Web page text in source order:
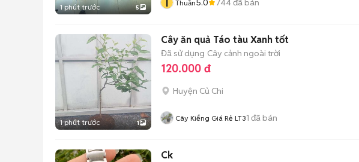
1 phút trước 5 Thuần
1 phút trước 1
Cây ăn quả Táo tàu Xanh tốt
Đã sử dụng Cây cảnh ngoài trời
120.000 đ
Huyện Củ Chi
Cây Kiểng Giá Rẻ LT31 đã bán
Ck